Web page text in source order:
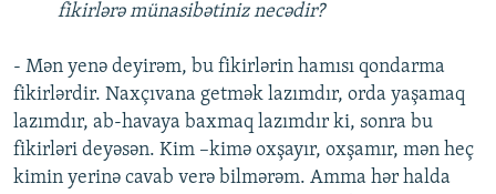
fikirlərə münasibətiniz necədir?
- Mən yenə deyirəm, bu fikirlərin hamısı qondarma
fikirlərdir. Naxçıvana getmək lazımdır, orda yaşamaq
lazımdır, ab-havaya baxmaq lazımdır ki, sonra bu
fikirləri deyəsən. Kim –kimə oxşayır, oxşamır, mən heç
kimin yerinə cavab verə bilmərəm. Amma hər halda